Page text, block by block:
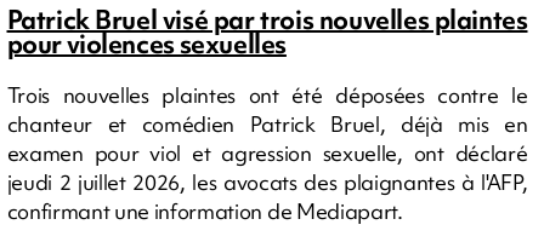
Patrick Bruel visé par trois nouvelles plaintes
pour violences sexuelles
Trois nouvelles plaintes ont été déposées contre le
chanteur et comédien Patrick Bruel, déjà mis en
examen pour viol et agression sexuelle, ont déclaré
jeudi 2 juillet 2026, les avocats des plaignantes à l'AFP,
confirmant une information de Mediapart.